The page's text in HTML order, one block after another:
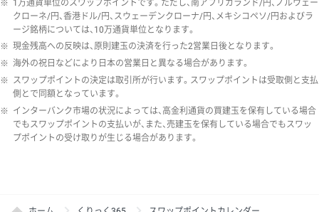
※ 1万通貨単位のスワップポイントです。ただし、南アフリカランド/円、ノルウェー
クローネ/円、香港ドル/円、スウェーデンクローナ/円、メキシコペソ/円およびラ
ージ銘柄については、10万通貨単位となります。
※ 現金残高への反映は、原則建玉の決済を行った2営業日後となります。
※ 海外の祝日などにより日本の営業日と異なる場合があります。
※ スワップポイントの決定は取引所が行います。スワップポイントは受取側と支払
側とで同額となっています。
※ インターバンク市場の状況によっては、高金利通貨の買建玉を保有している場合
でもスワップポイントの支払いが、また、売建玉を保有している場合でもスワッ
プポイントの受け取りが生じる場合があります。